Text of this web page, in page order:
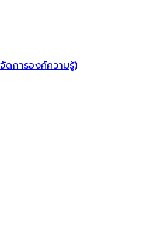
ดการองค์ความรู้)